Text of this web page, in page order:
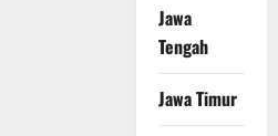
Jawa
Tengah
Jawa Timur